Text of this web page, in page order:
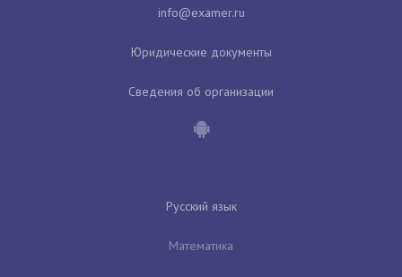
Юридические документы
Сведения об организации
Русский язык
Математика